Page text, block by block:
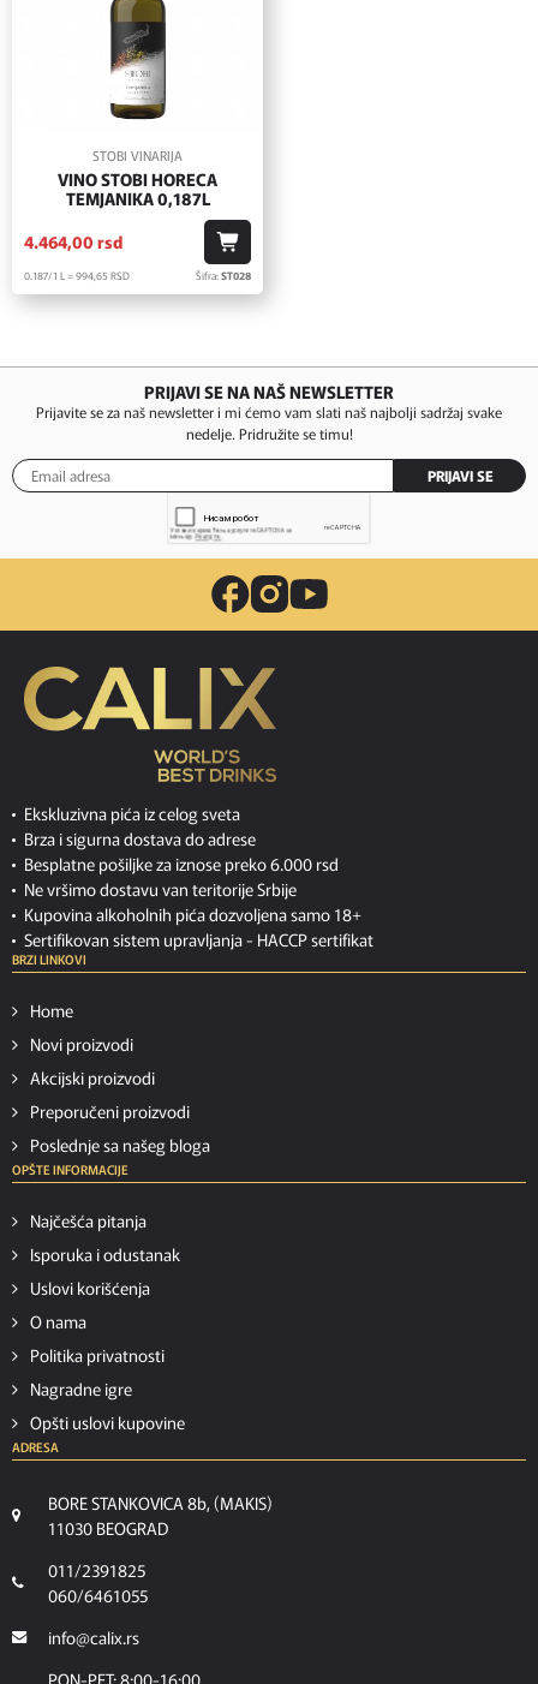
STOBI VINARIJA
VINO STOBI HORECA
TEMJANIKA 0,187L
4.464,00 rsd
0.187/1 L = 994,65 RSD Šifra:ST028
PRIJAVI SE NA NAŠ NEWSLETTER
Prijavite se za naš newsletter i mi ćemo vam slati naš najbolji sadržaj svake
nedelje. Pridružite se timu!
PRIJAVI SE
Ekskluzivna pića iz celog sveta
Brza i sigurna dostava do adrese
Besplatne pošiljke za iznose preko 6.000 rsd
Ne vršimo dostavu van teritorije Srbije
Kupovina alkoholnih pića dozvoljena samo 18+
Sertifikovan sistem upravljanja - HACCP sertifikat
BRZI LINKOVI
Home
Novi proizvodi
Akcijski proizvodi
Preporučeni proizvodi
Poslednje sa našeg bloga
OPŠTE INFORMACIJE
Najčešća pitanja
Isporuka i odustanak
Uslovi korišćenja
O nama
Politika privatnosti
Nagradne igre
Opšti uslovi kupovine
ADRESA
BORE STANKOVICA 8b, (MAKIS)
11030 BEOGRAD
011/2391825
060/6461055
info@calix.rs
PON-PET: 8:00-16:00